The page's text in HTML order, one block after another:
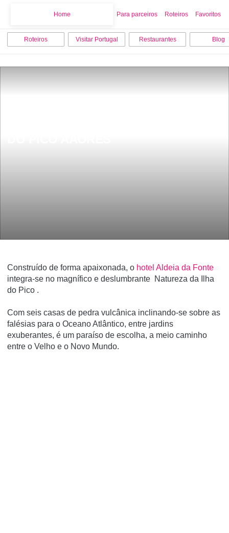
Home Para parceiros Roteiros Favoritos
Roteiros Visitar Portugal Restaurantes Blog
Construído de forma apaixonada, o hotel Aldeia da Fonte
integra-se no magnífico e deslumbrante Natureza da Ilha
do Pico .
Com seis casas de pedra vulcânica inclinando-se sobre as
falésias para o Oceano Atlântico, entre jardins
exuberantes, é um paraíso de escolha, a meio caminho
entre o Velho e o Novo Mundo.